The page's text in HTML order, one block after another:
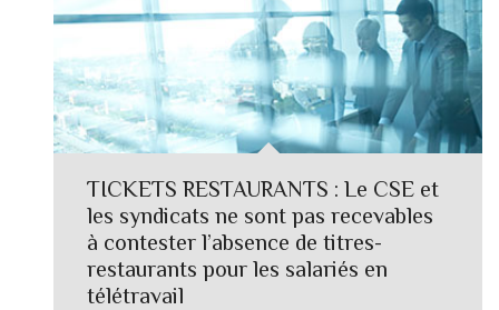
TICKETS RESTAURANTS : Le CSE et
les syndicats ne sont pas recevables
à contester l’absence de titres-
restaurants pour les salariés en
télétravail